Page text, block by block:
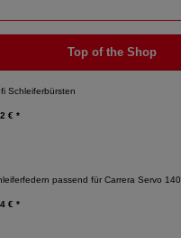
Top of the Shop
Schleiferbürsten
€ *
passend für Carrera Servo 140
€ *